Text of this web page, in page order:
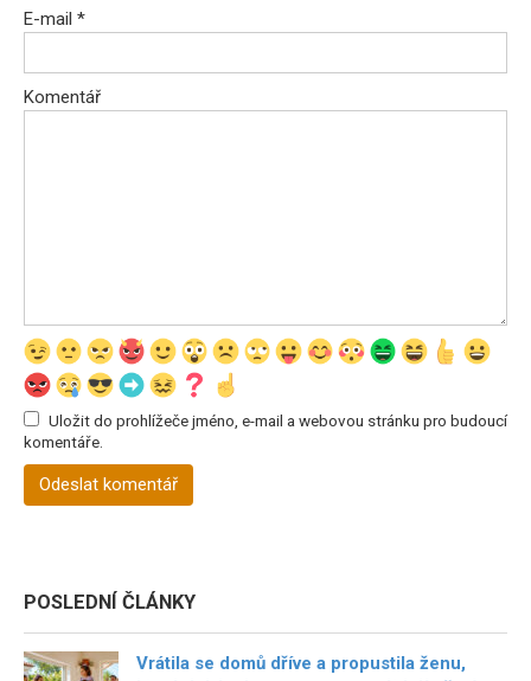
E-mail *
Komentář
Uložit do prohlížeče jméno, e-mail a webovou stránku pro budoucí
komentáře.
POSLEDNÍ ČLÁNKY
Vrátila se domů dříve a propustila ženu,